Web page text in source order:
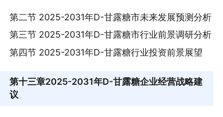
第二节 2025-2031年D-甘露糖市未来发展预测分析
第三节 2025-2031年D-甘露糖市行业前景调研分析
第四节 2025-2031年D-甘露糖行业投资前景展望
第十三章2025-2031年D-甘露糖企业经营战略建
议